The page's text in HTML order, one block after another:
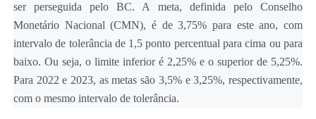
ser perseguida pelo BC. A meta, definida pelo Conselho
Monetário Nacional (CMN), é de 3,75% para este ano, com
intervalo de tolerância de 1,5 ponto percentual para cima ou para
baixo. Ou seja, o limite inferior é 2,25% e o superior de 5,25%.
Para 2022 e 2023, as metas são 3,5% e 3,25%, respectivamente,
com o mesmo intervalo de tolerância.